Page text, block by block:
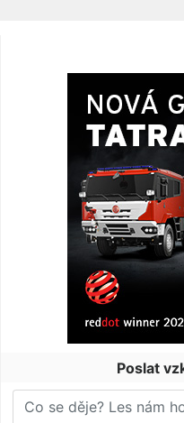
Poslat